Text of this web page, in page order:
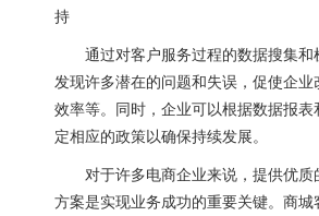
持
通过对客户服务过程的数据搜集和
发现许多潜在的问题和失误，促使企业
效率等。同时，企业可以根据数据报表
定相应的政策以确保持续发展。
对于许多电商企业来说，提供优质
方案是实现业务成功的重要关键。商